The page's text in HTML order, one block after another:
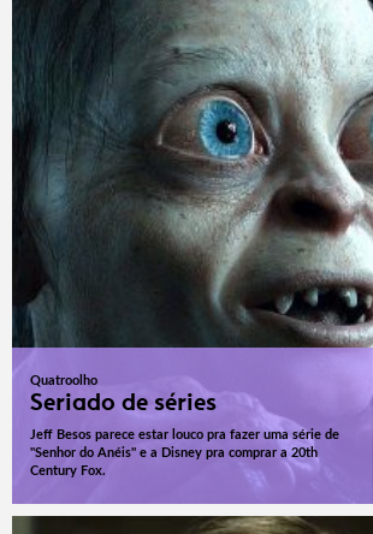
Quatroolho
Seriado de séries
Jeff Besos parece estar louco pra fazer uma série de
"Senhor do Anéis" e a Disney pra comprar a 20th
Century Fox.